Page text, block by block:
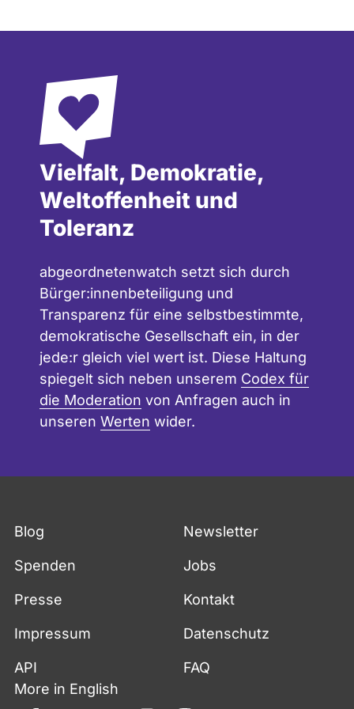
Beisitzer im Vorstand FDP-Stadtverband
Beauftragter Medien und Digitales im
Kreisvorstand Hameln-Pyrmont (2016)
Mitglied Landesfachausschuss Wirtschaft,
Arbeit, Verkehr und LFA Digitale
Gesellschaft (ab 2016)
Kreisvorsitzender Hameln-Pyrmont
(2017), Social-Media Team FDP
Niedersachsen (2017)
Vielfalt, Demokratie,
Weltoffenheit und
Toleranz
abgeordnetenwatch setzt sich durch
Bürger:innenbeteiligung und
Transparenz für eine selbstbestimmte,
demokratische Gesellschaft ein, in der
jede:r gleich viel wert ist. Diese Haltung
spiegelt sich neben unserem Codex für
die Moderation von Anfragen auch in
unseren Werten wider.
Blog Newsletter
Spenden Jobs
Presse Kontakt
Impressum Datenschutz
API
FAQ
More in English